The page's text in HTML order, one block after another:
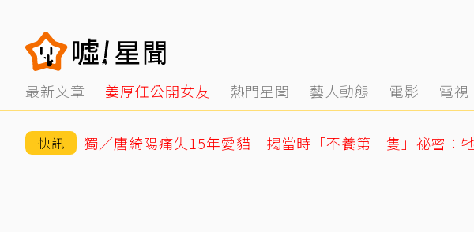
最新文章 姜厚任公開女友 熱門星聞 藝人動態 電影 電視
快訊